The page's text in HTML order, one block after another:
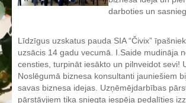
Aktualizētais pašvērtējuma ziņojums 2024
BPVV attīstības un investīciju stratēģijas plāns
Investīciju un attīstības stratēģija
Skolas telpu īres cenrādis
darboties un
Līdzīgus uzskatus pauda SIA “Čivix”
uzsācis 14 gadu vecumā. I.Saide mudināja
censties, turpināt iesākto un pilnveidot
Noslēgumā biznesa konsultanti jauniešiem
savas biznesa idejas. Uzņēmējdarbības
pārstāvjiem tika sniegta iespēja pedalīties